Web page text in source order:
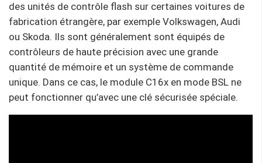
des unités de contrôle flash sur certaines voitures de
fabrication étrangère, par exemple Volkswagen, Audi
ou Skoda. Ils sont généralement sont équipés de
contrôleurs de haute précision avec une grande
quantité de mémoire et un système de commande
unique. Dans ce cas, le module C16x en mode BSL ne
peut fonctionner qu’avec une clé sécurisée spéciale.